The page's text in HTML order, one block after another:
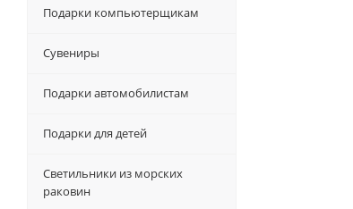
Подарки компьютерщикам
Сувениры
Подарки автомобилистам
Подарки для детей
Светильники из морских
раковин